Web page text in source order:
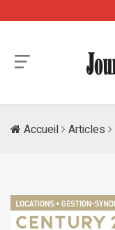
Accueil Articles